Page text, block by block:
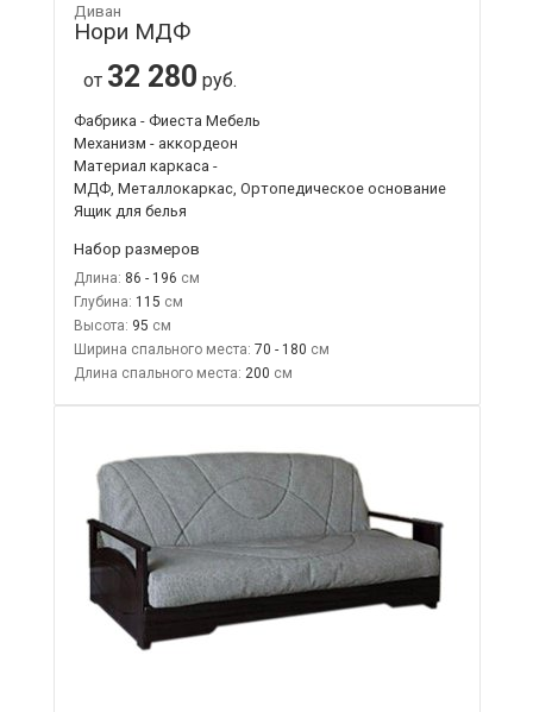
Диван
Нори МДФ
от 32 280 руб.
Фабрика - Фиеста Мебель
Механизм - аккордеон
Материал каркаса -
МДФ, Металлокаркас, Ортопедическое основание
Ящик для белья
Набор размеров
Длина: 86 - 196
Глубина: 115
Высота: 95
Ширина спального места: 70 - 180
Длина спального места: 200